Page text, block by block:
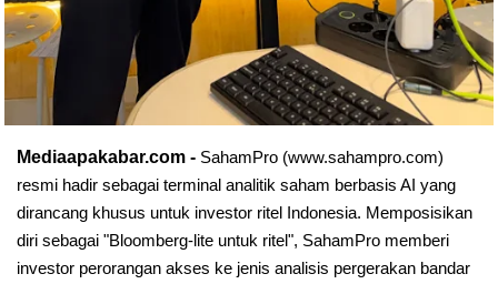
Mediaapakabar.com - SahamPro (www.sahampro.com)
resmi hadir sebagai terminal analitik saham berbasis AI yang
dirancang khusus untuk investor ritel Indonesia. Memposisikan
diri sebagai "Bloomberg-lite untuk ritel", SahamPro memberi
investor perorangan akses ke jenis analisis pergerakan bandar